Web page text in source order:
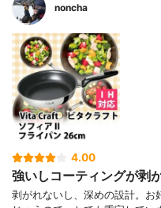
noncha
4.00
強いしコーティングが剥
剥がれないし、深めの設計。お